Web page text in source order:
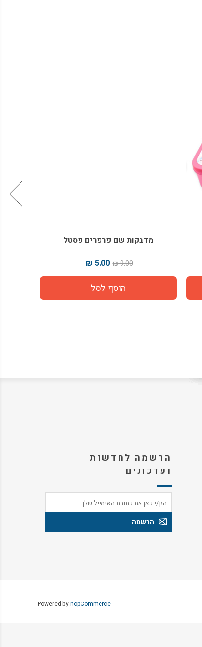
מדבקות שם פרפרים פסטל
9.00 ₪
5.00 ₪
הרשמה לחדשות
ועדכונים
Powered bynopCommerce